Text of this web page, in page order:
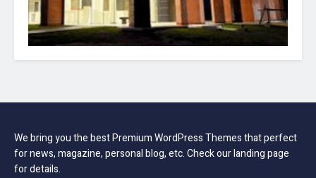
We bring you the best Premium WordPress Themes that perfect
for news, magazine, personal blog, etc. Check our landing page
for details.